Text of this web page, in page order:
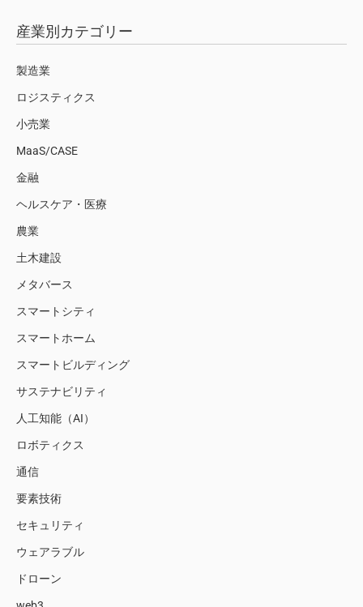
産業別カテゴリー
製造業
ロジスティクス
小売業
MaaS/CASE
金融
ヘルスケア・医療
農業
土木建設
メタバース
スマートシティ
スマートホーム
スマートビルディング
サステナビリティ
人工知能（AI）
ロボティクス
通信
要素技術
セキュリティ
ウェアラブル
ドローン